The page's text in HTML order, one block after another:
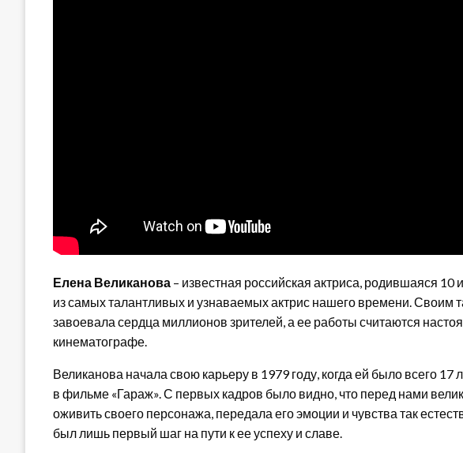
Елена Великанова – известная российская актриса, родившаяся
из самых талантливых и узнаваемых актрис нашего времени. Своим
завоевала сердца миллионов зрителей, а ее работы считаются
кинематографе.
Великанова начала свою карьеру в 1979 году, когда ей было всего
в фильме «Гараж». С первых кадров было видно, что перед нами
оживить своего персонажа, передала его эмоции и чувства так
был лишь первый шаг на пути к ее успеху и славе.